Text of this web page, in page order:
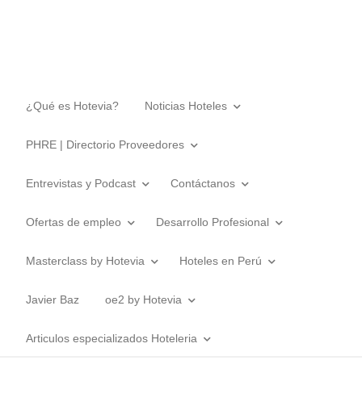
¿Qué es Hotevia? Noticias Hoteles
PHRE | Directorio Proveedores
Entrevistas y Podcast Contáctanos
Ofertas de empleo Desarrollo Profesional
Masterclass by Hotevia Hoteles en Perú
Javier Baz oe2 by Hotevia
Articulos especializados Hoteleria